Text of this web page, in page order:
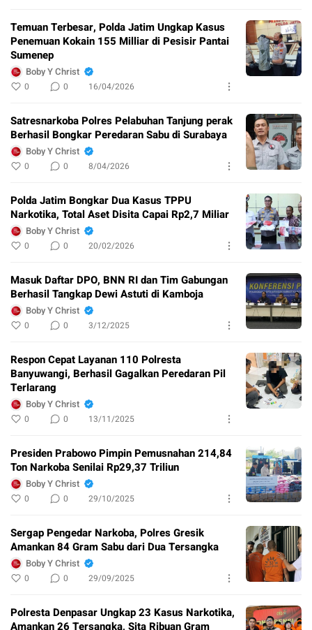
Temuan Terbesar, Polda Jatim Ungkap Kasus
Penemuan Kokain 155 Milliar di Pesisir Pantai
Sumenep
Boby Y Christ
0 0 16/04/2026
Satresnarkoba Polres Pelabuhan Tanjung perak
Berhasil Bongkar Peredaran Sabu di Surabaya
Boby Y Christ
0 0 8/04/2026
Polda Jatim Bongkar Dua Kasus TPPU
Narkotika, Total Aset Disita Capai Rp2,7 Miliar
Boby Y Christ
0 0 20/02/2026
Masuk Daftar DPO, BNN RI dan Tim Gabungan
Berhasil Tangkap Dewi Astuti di Kamboja
Boby Y Christ
0 0 3/12/2025
Respon Cepat Layanan 110 Polresta
Banyuwangi, Berhasil Gagalkan Peredaran Pil
Terlarang
Boby Y Christ
0 0 13/11/2025
Presiden Prabowo Pimpin Pemusnahan 214,84
Ton Narkoba Senilai Rp29,37 Triliun
Boby Y Christ
0 0 29/10/2025
Sergap Pengedar Narkoba, Polres Gresik
Amankan 84 Gram Sabu dari Dua Tersangka
Boby Y Christ
0 0 29/09/2025
Polresta Denpasar Ungkap 23 Kasus Narkotika,
Amankan 26 Tersangka, Sita Ribuan Gram